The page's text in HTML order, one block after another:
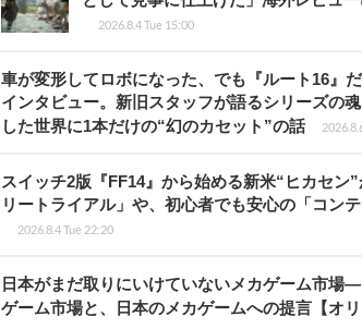
2026.8.4 Tue 15:00
車が変形してロボになった、でも『ルート16』
インタビュー。新旧スタッフが語るシリーズの
した世界に1本だけの“幻のカセット”の話
スイッチ2版『FF14』から始める新米“ヒカセ
リートライアル」や、初心者でも安心の「コン
2026.8.4 Tue 22:20
日本がまだ取りにいけていないメカゲーム市
ゲーム市場と、日本のメカゲームへの提言【オ